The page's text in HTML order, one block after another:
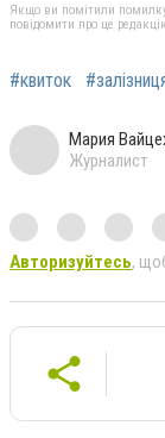
Якщо ви помітили
повідомити про це
#квиток
Мария
Журналист
Авторизуйтесь,